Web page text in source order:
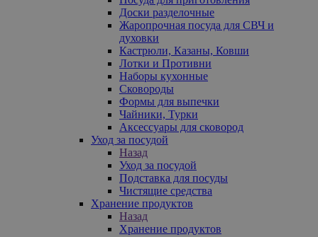
Доски разделочные
Жаропрочная посуда для СВЧ и
духовки
Кастрюли, Казаны, Ковши
Лотки и Противни
Наборы кухонные
Сковороды
Формы для выпечки
Чайники, Турки
Аксессуары для сковород
Уход за посудой
Назад
Уход за посудой
Подставка для посуды
Чистящие средства
Хранение продуктов
Назад
Хранение продуктов